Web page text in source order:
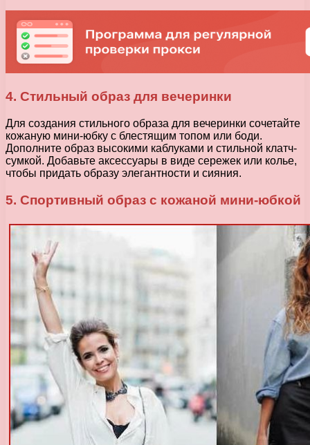
4. Стильный образ для вечеринки
Для создания стильного образа для вечеринки сочетайте
кожаную мини-юбку с блестящим топом или боди.
Дополните образ высокими каблуками и стильной клатч-
сумкой. Добавьте аксессуары в виде сережек или колье,
чтобы придать образу элегантности и сияния.
5. Спортивный образ с кожаной мини-юбкой